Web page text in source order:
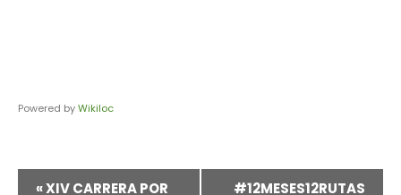
Powered byWikiloc
Navegación
«XIV CARRERA POR #12MESES12RUTAS